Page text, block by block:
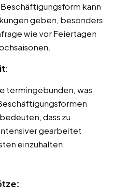
kann
geben, besonders
wie vor Feiertagen
:
termingebunden, was
dass zu
gearbeitet
einzuhalten.